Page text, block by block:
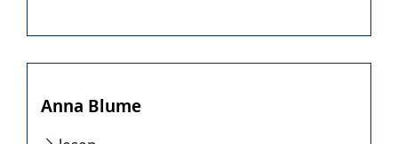
Anna Blume